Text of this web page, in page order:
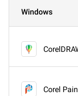
Windows
Corel